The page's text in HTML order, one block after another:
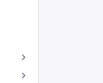
keyboard_arrow_right
keyboard_arrow_right